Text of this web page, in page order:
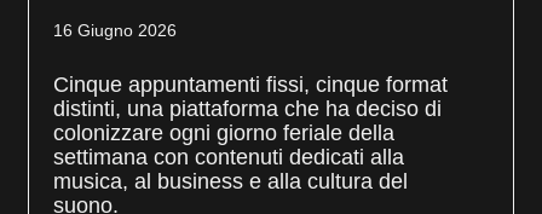
16 Giugno 2026
Cinque appuntamenti fissi, cinque format
distinti, una piattaforma che ha deciso di
colonizzare ogni giorno feriale della
settimana con contenuti dedicati alla
musica, al business e alla cultura del
suono.